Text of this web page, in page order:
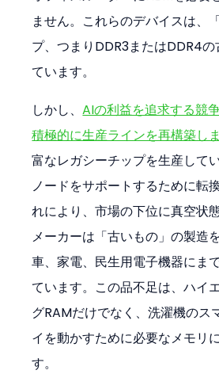
ません。これらのデバイスは、
プ、つまりDDR3またはDDR4
ています。
しかし、AIの利益を追求する競
積極的に生産ラインを再構築し
富なレガシーチップを生産して
ノードをサポートするために転
れにより、市場の下位に真空状
メーカーは「古いもの」の製造
車、家電、民生用電子機器にま
ています。この品不足は、ハイ
グRAMだけでなく、洗濯機のス
イを動かすために必要なメモリ
す。